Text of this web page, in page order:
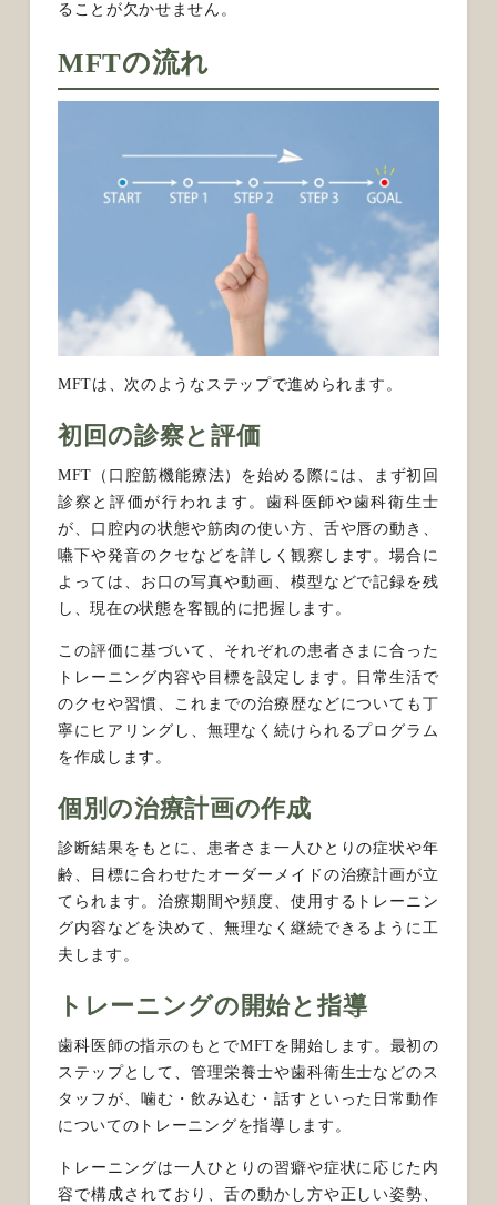
ることが欠かせません。
MFTの流れ
MFTは、次のようなステップで進められます。
初回の診察と評価
MFT（口腔筋機能療法）を始める際には、まず初回
診察と評価が行われます。歯科医師や歯科衛生士
が、口腔内の状態や筋肉の使い方、舌や唇の動き、
嚥下や発音のクセなどを詳しく観察します。場合に
よっては、お口の写真や動画、模型などで記録を残
し、現在の状態を客観的に把握します。
この評価に基づいて、それぞれの患者さまに合った
トレーニング内容や目標を設定します。日常生活で
のクセや習慣、これまでの治療歴などについても丁
寧にヒアリングし、無理なく続けられるプログラム
を作成します。
個別の治療計画の作成
診断結果をもとに、患者さま一人ひとりの症状や年
齢、目標に合わせたオーダーメイドの治療計画が立
てられます。治療期間や頻度、使用するトレーニン
グ内容などを決めて、無理なく継続できるように工
夫します。
トレーニングの開始と指導
歯科医師の指示のもとでMFTを開始します。最初の
ステップとして、管理栄養士や歯科衛生士などのス
タッフが、噛む・飲み込む・話すといった日常動作
についてのトレーニングを指導します。
トレーニングは一人ひとりの習癖や症状に応じた内
容で構成されており、舌の動かし方や正しい姿勢、